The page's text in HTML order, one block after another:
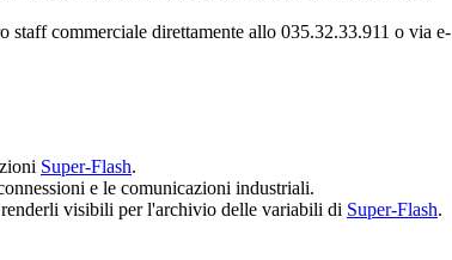
commerciale direttamente allo 035.32.33.911 o via e-
Super-Flash.
e le comunicazioni industriali.
visibili per l'archivio delle variabili di Super-Flash.